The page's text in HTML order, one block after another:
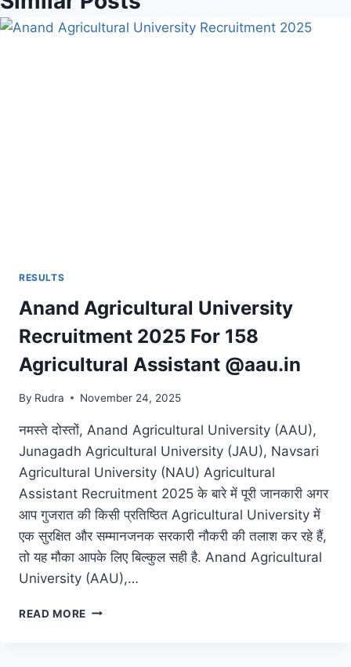
RESULTS
Anand Agricultural University
Recruitment 2025 For 158
Agricultural Assistant @aau.in
By Rudra November 24, 2025
नमस्ते दोस्तों, Anand Agricultural University (AAU),
Junagadh Agricultural University (JAU), Navsari
Agricultural University (NAU) Agricultural
Assistant Recruitment 2025 के बारे में पूरी जानकारी अगर
आप गुजरात की किसी प्रतिष्ठित Agricultural University में
एक सुरक्षित और सम्मानजनक सरकारी नौकरी की तलाश कर रहे हैं,
तो यह मौका आपके लिए बिल्कुल सही है. Anand Agricultural
University (AAU),…
READ MORE